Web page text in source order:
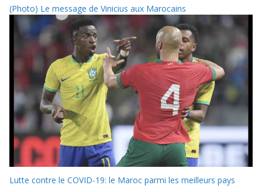
(Photo) Le message de Vinicius aux Marocains
Lutte contre le COVID-19: le Maroc parmi les meilleurs pays